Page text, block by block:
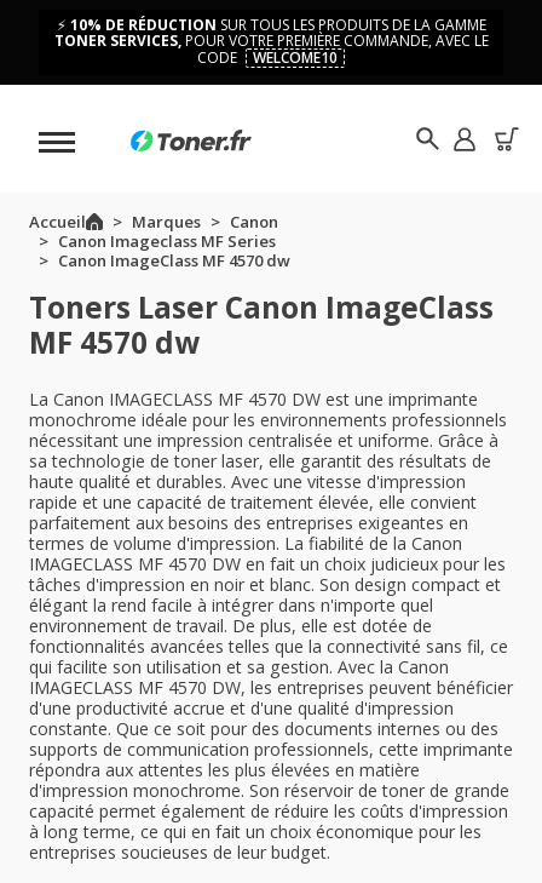
⚡ 10% DE RÉDUCTION SUR TOUS LES PRODUITS DE LA GAMME
TONER SERVICES,POUR VOTRE PREMIÈRE COMMANDE, AVEC LE
CODE
WELCOME10
Accueil Marques
Canon
Canon Imageclass MF Series
Canon ImageClass MF 4570 dw
Toners Laser Canon ImageClass
MF 4570 dw
La Canon IMAGECLASS MF 4570 DW est une imprimante
monochrome idéale pour les environnements professionnels
nécessitant une impression centralisée et uniforme. Grâce à
sa technologie de toner laser, elle garantit des résultats de
haute qualité et durables. Avec une vitesse d'impression
rapide et une capacité de traitement élevée, elle convient
parfaitement aux besoins des entreprises exigeantes en
termes de volume d'impression. La fiabilité de la Canon
IMAGECLASS MF 4570 DW en fait un choix judicieux pour les
tâches d'impression en noir et blanc. Son design compact et
élégant la rend facile à intégrer dans n'importe quel
environnement de travail. De plus, elle est dotée de
fonctionnalités avancées telles que la connectivité sans fil, ce
qui facilite son utilisation et sa gestion. Avec la Canon
IMAGECLASS MF 4570 DW, les entreprises peuvent bénéficier
d'une productivité accrue et d'une qualité d'impression
constante. Que ce soit pour des documents internes ou des
supports de communication professionnels, cette imprimante
répondra aux attentes les plus élevées en matière
d'impression monochrome. Son réservoir de toner de grande
capacité permet également de réduire les coûts d'impression
à long terme, ce qui en fait un choix économique pour les
entreprises soucieuses de leur budget.